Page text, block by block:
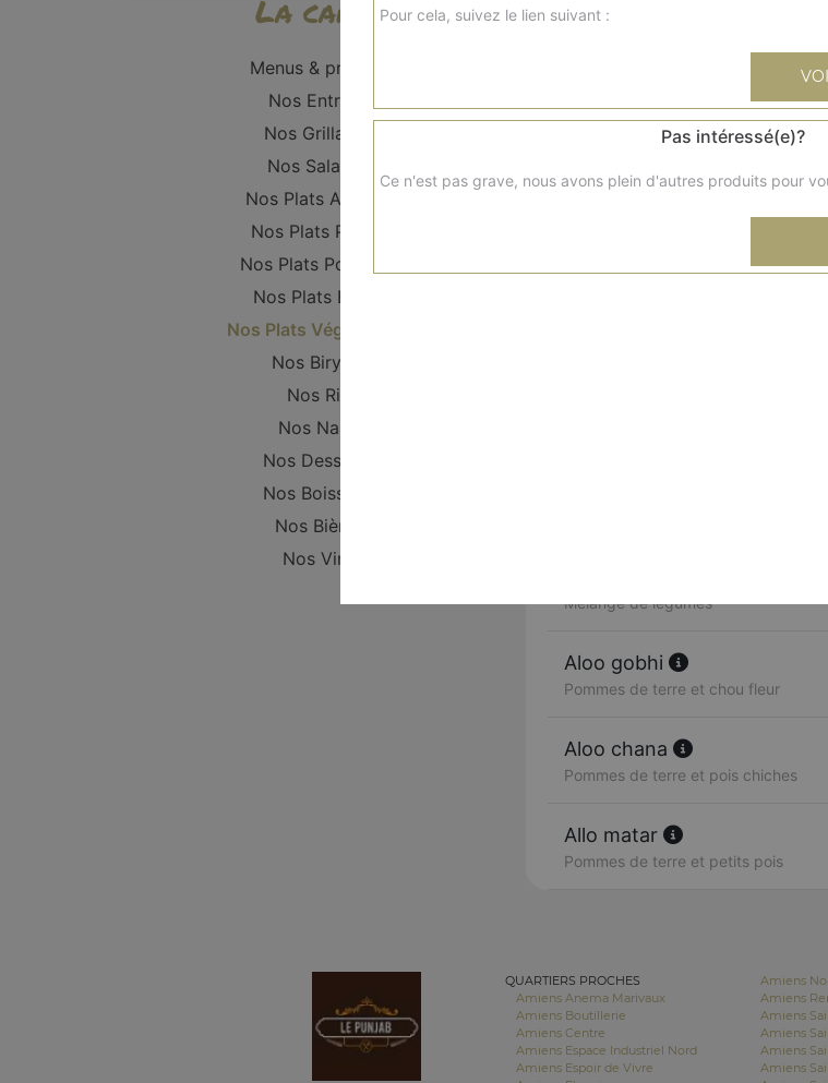
La carte
Menus & promos
Nos Entrées
Nos Grillades
Nos Salades
Nos Plats Agneau
Nos Plats Poulet
Nos Plats Poissons
Nos Plats Boeuf
Nos Plats Végétariens
Nos Biryani
Nos Riz
Nos Naan
Nos Desserts
Nos Boissons
Nos Bières
Nos Vins
Mélange de légumes
Aloo gobhi
Pommes de terre et chou fleur
Aloo chana
Pommes de terre et pois chiches
Allo matar
Pommes de terre et petits pois
QUARTIERS PROCHES
Amiens Anema Marivaux
Amiens Boutillerie
Amiens Centre
Amiens Espace Industriel Nord
Amiens Espoir de Vivre
Amiens
Amiens
Amiens
Amiens
Amiens
Amiens
Pour cela, suivez le lien suivant :
Pas intéressé(e)?
Ce n'est pas grave, nous avons plein d'autres produits pour